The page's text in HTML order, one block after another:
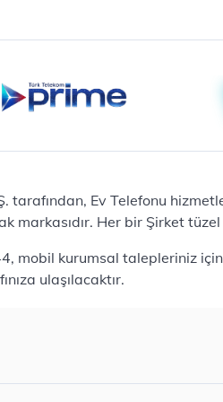
Ev Telefonu
markasıdır. Her bir Şirket
mobil kurumsal talepleriniz
ulaşılacaktır.